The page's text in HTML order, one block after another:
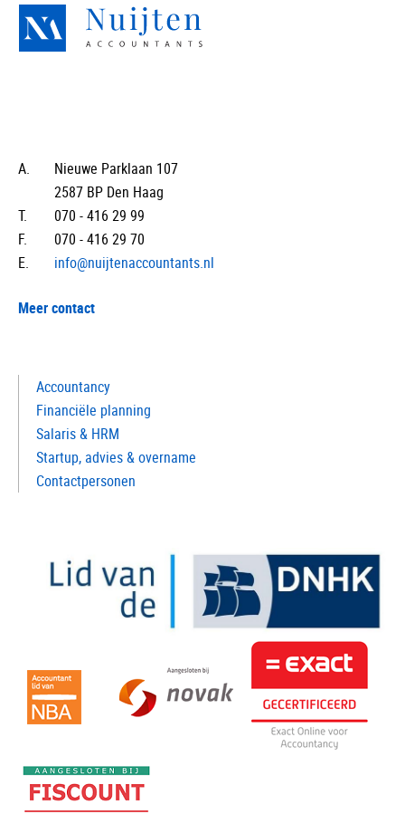
A.
Nieuwe Parklaan 107
2587 BP Den Haag
T.
070 - 416 29 99
F.
070 - 416 29 70
E.
info@nuijtenaccountants.nl
Meer contact
Accountancy
Financiële planning
Salaris & HRM
Startup, advies & overname
Contactpersonen